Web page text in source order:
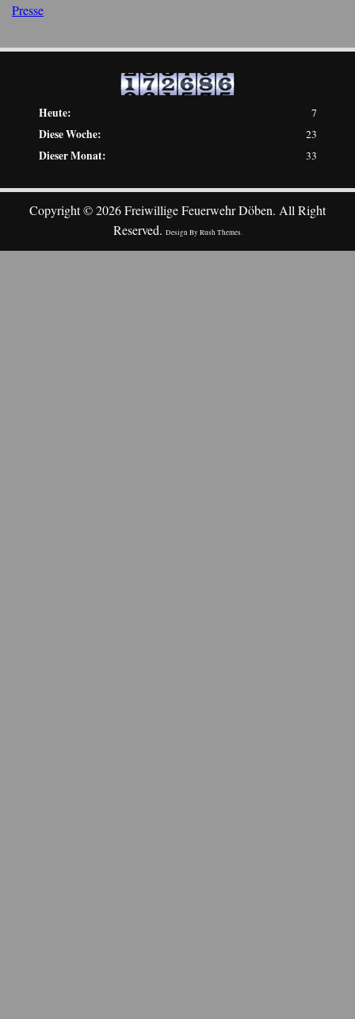
Presse
Heute: 7
Diese Woche: 23
Dieser Monat: 33
Copyright © 2026 Freiwillige Feuerwehr Döben. All Right
Reserved. Design By Rush Themes.